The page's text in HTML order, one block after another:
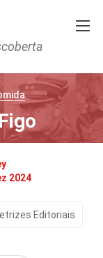
2024
Editoriais